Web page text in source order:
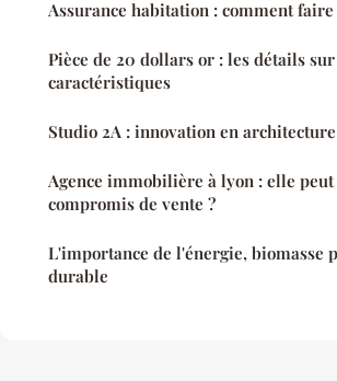
Assurance habitation : comment
Pièce de 20 dollars or : les détails sur
caractéristiques
Studio 2A : innovation en
Agence immobilière à lyon : elle
compromis de vente ?
L'importance de l'énergie, biomasse
durable